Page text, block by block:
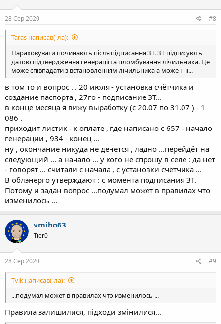
28 Сер 2020 #8
Taras написав(-ла):
Нараховувати починають після підписання ЗТ. ЗТ підписують
датою підтвердження генерації та пломбування лічильника. Це
може співпадати з встановленням лічильника а може і ні...
в том то и вопрос ... 20 июля - установка счётчика и
создание паспорта , 27го - подписание ЗТ...
в конце месяца я вижу выработку (с 20.07 по 31.07 ) - 1
086 .
приходит листик - к оплате , где написано с 657 - начало
генерации , 934 - конец ...
ну , окончание никуда не денется , ладно ...перейдёт на
следующий ... а начало ... у кого не спрошу в селе : да нет
- говорят ... считали с начала , с установки счётчика ...
В облэнерго утверждают : с момента подписания ЗТ.
Потому и задан вопрос ...подумал может в правилах что
изменилось ...
vmiho63
Tier0
28 Сер 2020 #9
Tvik написав(-ла):
...подумал может в правилах что изменилось ...
Правила залишилися, підходи змінилися...